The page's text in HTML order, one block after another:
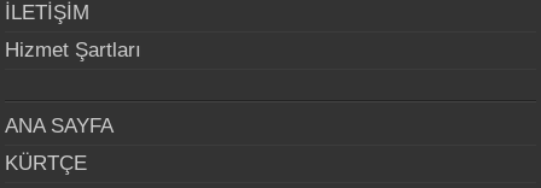
İLETİŞİM
Hizmet Şartları
ANA SAYFA
KÜRTÇE